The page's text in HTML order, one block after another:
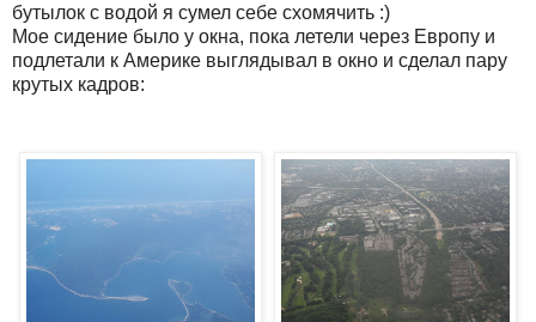
бутылок с водой я сумел себе схомячить :)
Мое сидение было у окна, пока летели через Европу и
подлетали к Америке выглядывал в окно и сделал пару
крутых кадров: